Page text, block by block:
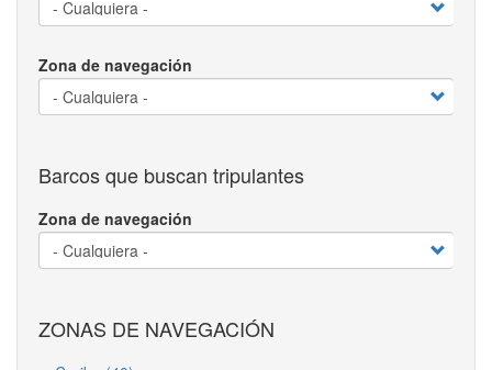
Zona de navegación
Barcos que buscan tripulantes
Zona de navegación
ZONAS DE NAVEGACIÓN